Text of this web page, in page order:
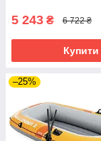
5 243 ₴ 6 722 ₴
Купити
–25%